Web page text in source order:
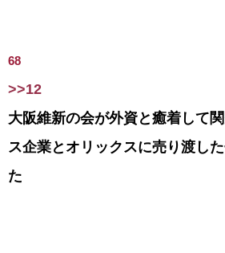
68
>>12
大阪維新の会が外資と癒着して
ス企業とオリックスに売り渡し
た